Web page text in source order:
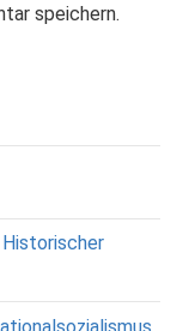
speichern.
Historischer